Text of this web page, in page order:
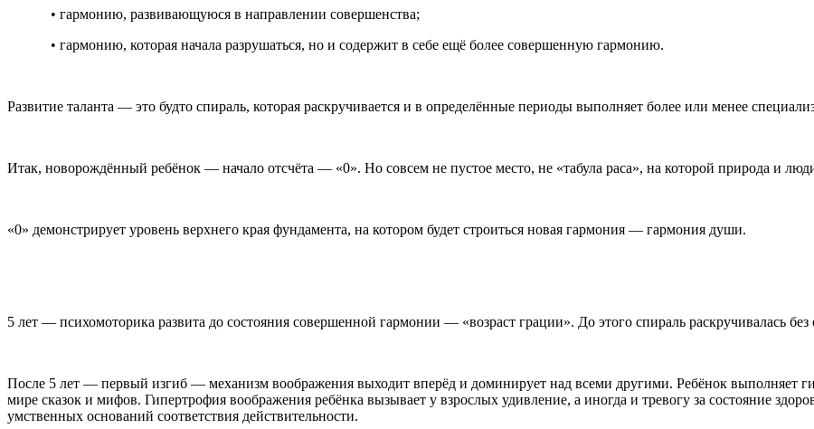
• гармонию, развивающуюся в направлении совершенства;
• гармонию, которая начала разрушаться, но и содержит в себе ещё более совершенную гармонию.
Развитие таланта — это будто спираль, которая раскручивается и в определённые периоды выполняет более или менее
Итак, новорождённый ребёнок — начало отсчёта — «0». Но совсем не пустое место, не «табула раса», на которой природа и
«0» демонстрирует уровень верхнего края фундамента, на котором будет строиться новая гармония — гармония души.
5 лет — психомоторика развита до состояния совершенной гармонии — «возраст грации». До этого спираль раскручивалась без
После 5 лет — первый изгиб — механизм воображения выходит вперёд и доминирует над всеми другими. Ребёнок выполняет
мире сказок и мифов. Гипертрофия воображения ребёнка вызывает у взрослых удивление, а иногда и тревогу за состояние
умственных оснований соответствия действительности.